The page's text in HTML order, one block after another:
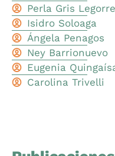
Perla Gris
Isidro Soloaga
Ángela Penagos
Ney Barrionuevo
Eugenia
Carolina Trivelli